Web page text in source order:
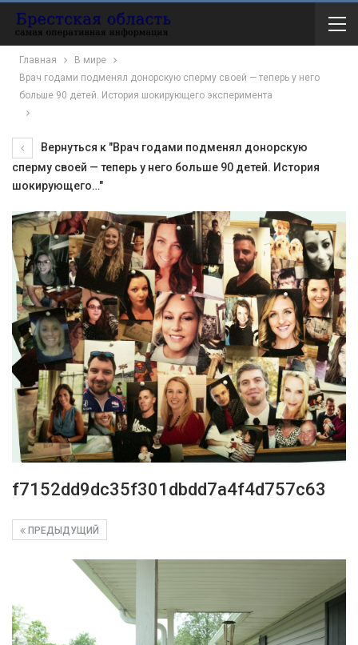
Главная
В мире
Врач годами подменял донорскую сперму своей — теперь у него
больше 90 детей. История шокирующего эксперимента
Вернуться к "Врач годами подменял донорскую
сперму своей — теперь у него больше 90 детей. История
шокирующего…"
f7152dd9dc35f301dbdd7a4f4d757c63
ПРЕДЫДУЩИЙ